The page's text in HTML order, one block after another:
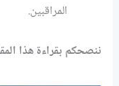
المراقبين.
ننصحكم بقراءة هذا